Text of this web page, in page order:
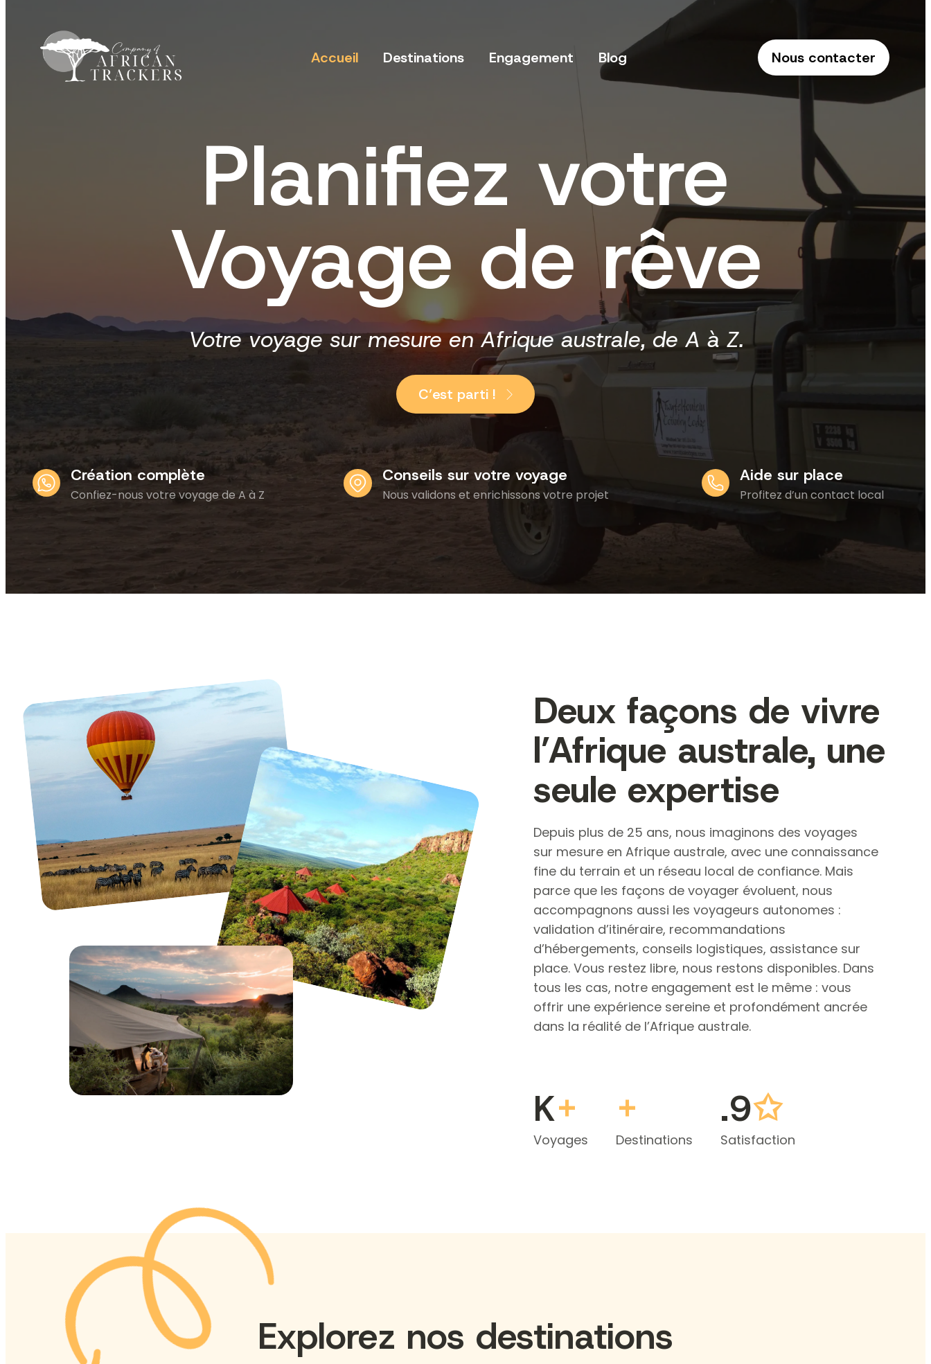
contenu
Accueil Destinations Engagement Blog Nous contacter
Planifiez votre
Voyage de rêve
Votre voyage sur mesure en Afrique australe, de A à Z.
C’est parti !
Création complète
Confiez-nous votre voyage de A à Z
Conseils sur votre voyage
Nous validons et enrichissons votre projet
Aide sur place
Profitez d’un contact local
Deux façons de vivre
l’Afrique australe, une
seule expertise
Depuis plus de 25 ans, nous imaginons des voyages
sur mesure en Afrique australe, avec une connaissance
fine du terrain et un réseau local de confiance. Mais
parce que les façons de voyager évoluent, nous
accompagnons aussi les voyageurs autonomes :
validation d’itinéraire, recommandations
d’hébergements, conseils logistiques, assistance sur
place. Vous restez libre, nous restons disponibles. Dans
tous les cas, notre engagement est le même : vous
offrir une expérience sereine et profondément ancrée
dans la réalité de l’Afrique australe.
K+
Voyages
+
Destinations
.9✩
Satisfaction
Explorez nos destinations